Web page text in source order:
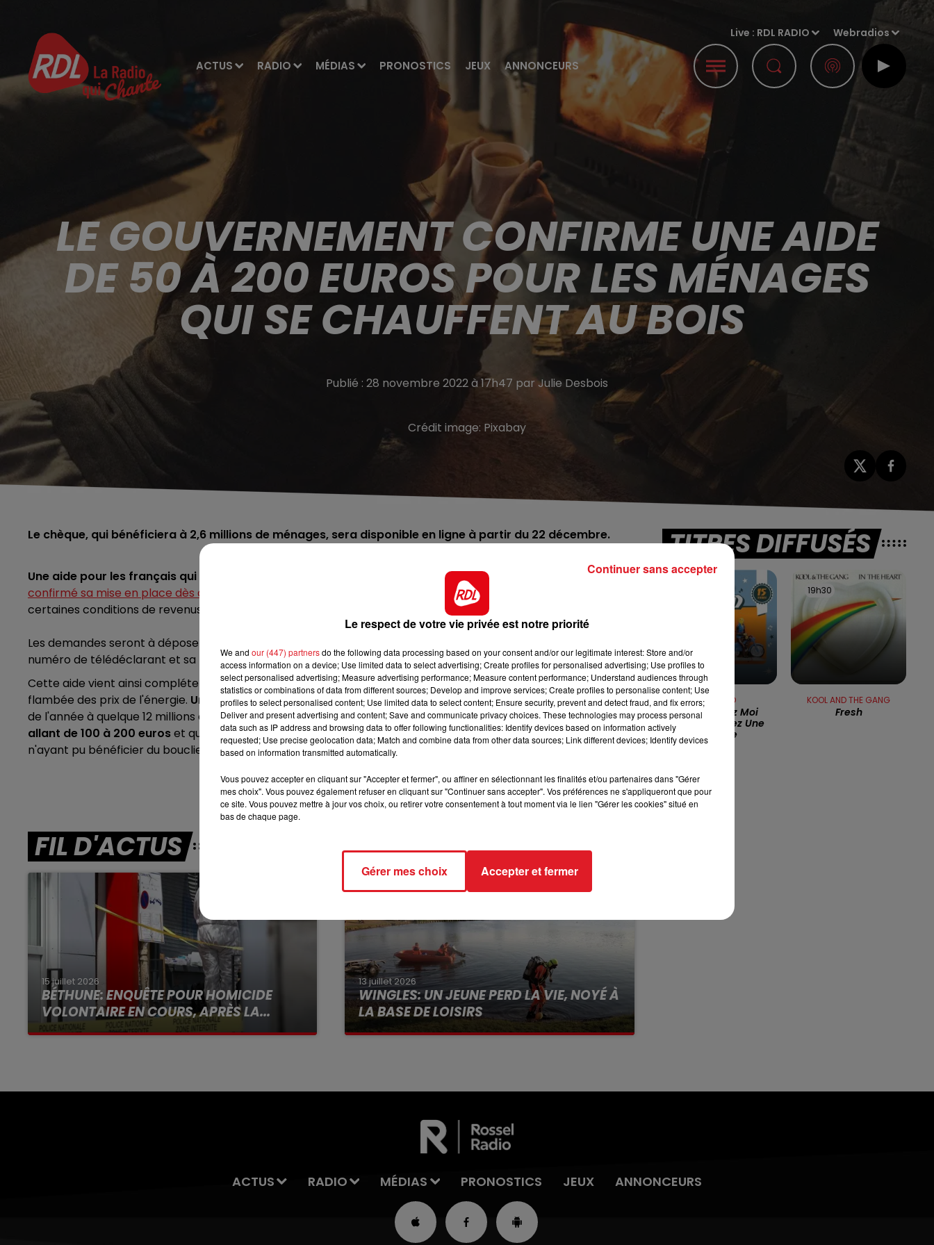
ACTUS RADIO MÉDIAS PRONOSTICS JEUX ANNONCEURS
Live : RDL RADIO Webradios
7h00 - 10h00
DEBOUT C'EST L'HEURE
12h00 - 13h00
RDL & VOUS
13h00 - 16h00
LES APRÈS-MIDI QUI CHANTENT
LE GOUVERNEMENT CONFIRME UNE AIDE
DE 50 À 200 EUROS POUR LES MÉNAGES
QUI SE CHAUFFENT AU BOIS
Publié : 28 novembre 2022 à 17h47 par Julie Desbois
Crédit image: Pixabay
Le chèque, qui bénéficiera à 2,6 millions de ménages, sera disponible en ligne à partir du 22 décembre.
Une aide pour les français qui se chauffent au bois. Le ministre des Comptes Publics,
confirmé sa mise en place dès cet hiver
Le chèque de l’Etat sera compris entre 50 et 200 euros, attribué sous
certaines conditions de revenus. Au total, 2,6 millions de ménages devraient en profiter.
Les demandes seront à déposer à partir du 22 décembre sur
numéro de télédéclarant et sa facture.
Cette aide vient ainsi compléter la série dedispositifs prévus cette année pour aider les ménages face à la
flambée des prix de l'énergie. Un chèque énergie exceptionnel, allant de 100 à 200 euros, sera versé d'ici la fin
de l'année à quelque 12 millions de ménages. Un guichet est aussi ouvert depuis novembre pourun chèque
allant de 100 à 200 euroset qui devrait bénéficier à 1,6 million de foyers modestes se chauffant au fioulet
n'ayant pu bénéficier du bouclier mis en place pour l'électricité et le gaz.
FIL D'ACTUS
15 juillet 2026
BÉTHUNE: ENQUÊTE POUR HOMICIDE
VOLONTAIRE EN COURS, APRÈS LA...
Selon les premiers éléments, le logement
13 juillet 2026
WINGLES: UN JEUNE PERD LA VIE, NOYÉ À
LA BASE DE LOISIRS
La victime a coulé à pic
TITRES DIFFUSÉS
RENAUD
Viens Chez Moi
J'habite Chez Une
Copine
19h30
19h30
KOOL AND THE GANG
Fresh
ACTUS RADIO MÉDIAS PRONOSTICS JEUX ANNONCEURS
Le respect de votre vie privée est notre priorité
We and our (447) partnersdo the following data processing based on your consent and/or our legitimate interest: Store and/or
access information on a device; Use limited data to select advertising; Create profiles for personalised advertising; Use profiles to
select personalised advertising; Measure advertising performance; Measure content performance; Understand audiences through
statistics or combinations of data from different sources; Develop and improve services; Create profiles to personalise content; Use
profiles to select personalised content; Use limited data to select content; Ensure security, prevent and detect fraud, and fix errors;
Deliver and present advertising and content; Save and communicate privacy choices. These technologies may process personal
data such as IP address and browsing data to offer following functionalities: Identify devices based on information actively
requested; Use precise geolocation data; Match and combine data from other data sources; Link different devices; Identify devices
based on information transmitted automatically.
Vous pouvez accepter en cliquant sur "Accepter et fermer", ou affiner en sélectionnant les finalités et/ou partenaires dans "Gérer
mes choix". Vous pouvez également refuser en cliquant sur "Continuer sans accepter". Vos préférences ne s'appliqueront que pour
ce site. Vous pouvez mettre à jour vos choix, ou retirer votre consentement à tout moment via le lien "Gérer les cookies" situé en
bas de chaque page.
Gérer mes choix Accepter et fermer
Continuer sans accepter